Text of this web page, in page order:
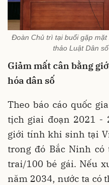
Đoàn Chủ trì tại buổi gặp
thảo Luật Dân
Giảm mất cân bằng
hóa dân số
Theo báo cáo quốc
tịch giai đoạn 2021 -
giới tính khi sinh tại
trong đó Bắc Ninh
trai/100 bé gái. Nếu
năm 2034, nước ta có